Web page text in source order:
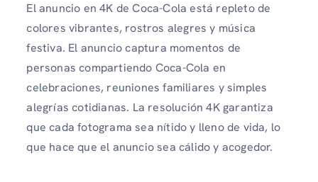
El anuncio en 4K de Coca-Cola está repleto de
colores vibrantes, rostros alegres y música
festiva. El anuncio captura momentos de
personas compartiendo Coca-Cola en
celebraciones, reuniones familiares y simples
alegrías cotidianas. La resolución 4K garantiza
que cada fotograma sea nítido y lleno de vida, lo
que hace que el anuncio sea cálido y acogedor.